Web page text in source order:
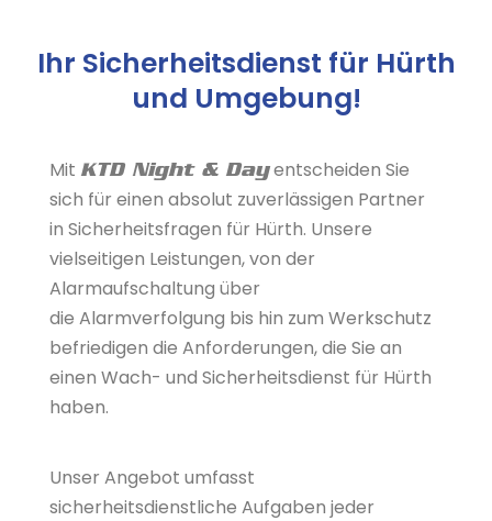
Ihr Sicherheitsdienst für Hürth
und Umgebung!
Mit KTD Night & Dayentscheiden Sie
sich für einen absolut zuverlässigen Partner
in Sicherheitsfragen für Hürth. Unsere
vielseitigen Leistungen, von der
Alarmaufschaltung über
die Alarmverfolgung bis hin zum Werkschutz
befriedigen die Anforderungen, die Sie an
einen Wach- und Sicherheitsdienst für Hürth
haben.
Unser Angebot umfasst
sicherheitsdienstliche Aufgaben jeder